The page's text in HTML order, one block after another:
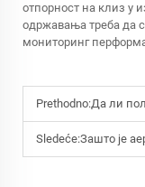
отпорност на клиз у
одржавања треба да
мониторинг
Prethodno:Да ли
Sledeće:Зашто је аерогелова